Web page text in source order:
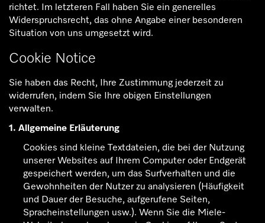
richtet. Im letzteren Fall haben Sie ein generelles
Widerspruchsrecht, das ohne Angabe einer besonderen
Situation von uns umgesetzt wird.
Cookie Notice
Sie haben das Recht, Ihre Zustimmung jederzeit zu
widerrufen, indem Sie Ihre obigen Einstellungen
verwalten.
1. Allgemeine Erläuterung
Cookies sind kleine Textdateien, die bei der Nutzung
unserer Websites auf Ihrem Computer oder Endgerät
gespeichert werden, um das Surfverhalten und die
Gewohnheiten der Nutzer zu analysieren (Häufigkeit
und Dauer der Besuche, aufgerufene Seiten,
Spracheinstellungen usw.). Wenn Sie die Miele-